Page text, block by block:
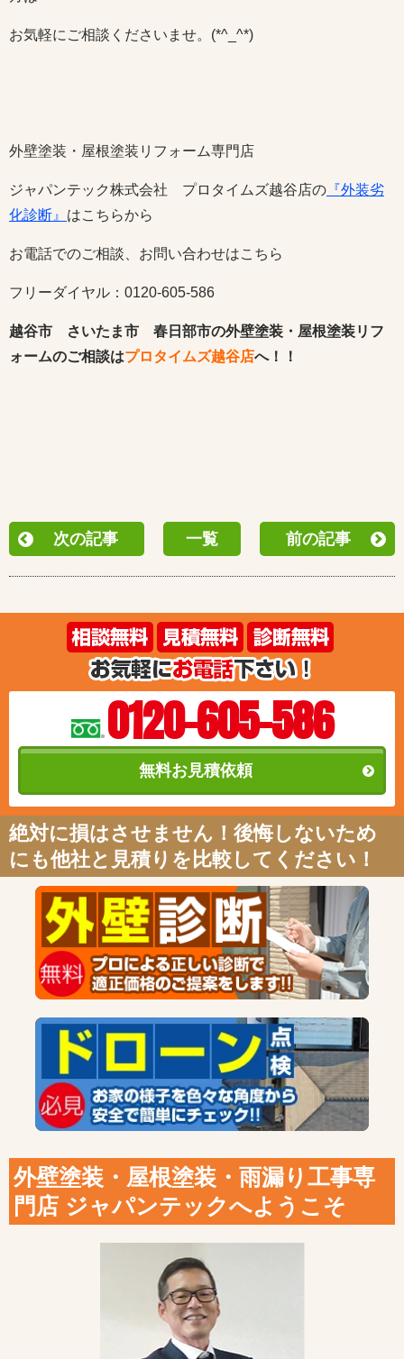
お気軽にご相談くださいませ。(*^_^*)
外壁塗装・屋根塗装リフォーム専門店
ジャパンテック株式会社 プロタイムズ越谷店の 『外装劣
化診断』 はこちらから
お電話でのご相談、お問い合わせはこちら
フリーダイヤル：0120-605-586
越谷市 さいたま市 春日部市の外壁塗装・屋根塗装リフ
ォームのご相談はプロタイムズ越谷店へ！！
次の記事 一覧 前の記事
0120-605-586
無料お見積依頼
絶対に損はさせません！後悔しないため
にも他社と見積りを比較してください！
外壁塗装・屋根塗装・雨漏り工事専
門店 ジャパンテックへようこそ